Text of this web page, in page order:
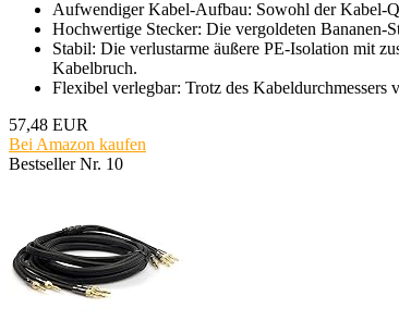
Aufwendiger Kabel-Aufbau: Sowohl der Kabel-
Hochwertige Stecker: Die vergoldeten Bananen-
Stabil: Die verlustarme äußere PE-Isolation mit
Kabelbruch.
Flexibel verlegbar: Trotz des
57,48 EUR
Bei Amazon kaufen
Bestseller Nr. 10